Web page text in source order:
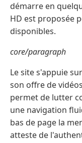
démarre en
HD est proposée
disponibles.
core/paragraph
Le site s'appuie
son offre de
permet de lutter
une navigation
bas de page la
atteste de